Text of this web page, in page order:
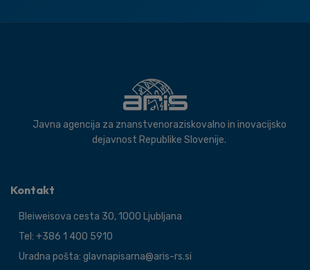
Javna agencija za znanstvenoraziskovalno in inovacijsko
dejavnost Republike Slovenije.
Kontakt
Bleiweisova cesta 30, 1000 Ljubljana
Tel: +386 1 400 5910
Uradna pošta: glavnapisarna@aris-rs.si